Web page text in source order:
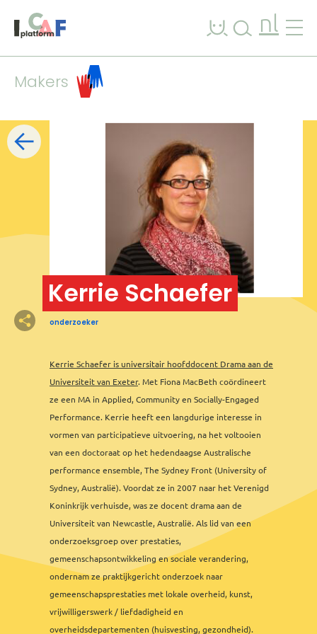
nl
Makers
Filters
Kerrie Schaefer
onderzoeker
Kerrie Schaefer is universitair hoofddocent Drama aan de
Universiteit van Exeter. Met Fiona MacBeth coördineert
ze een MA in Applied, Community en Socially-Engaged
Performance. Kerrie heeft een langdurige interesse in
vormen van participatieve uitvoering, na het voltooien
van een doctoraat op het hedendaagse Australische
performance ensemble, The Sydney Front (University of
Sydney, Australië). Voordat ze in 2007 naar het Verenigd
Koninkrijk verhuisde, was ze docent drama aan de
Universiteit van Newcastle, Australië. Als lid van een
onderzoeksgroep over prestaties,
gemeenschapsontwikkeling en sociale verandering,
ondernam ze praktijkgericht onderzoek naar
gemeenschapsprestaties met lokale overheid, kunst,
vrijwilligerswerk / liefdadigheid en
overheidsdepartementen (huisvesting, gezondheid).
2
3
8
3
2
2
2
7
3
2
12
2 6
5
3 2
28
5
Leaflet&OFM